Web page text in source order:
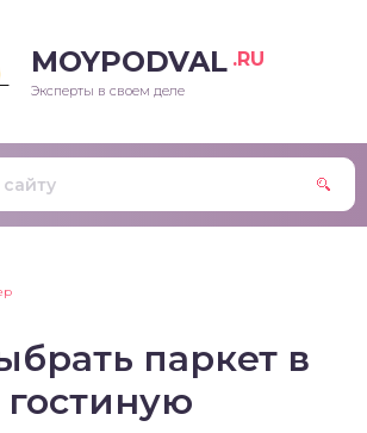
MOYPODVAL .RU
Эксперты в своем деле
паркет в
гостиную